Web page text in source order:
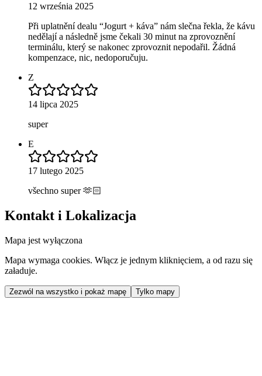
12 września 2025
Při uplatnění dealu “Jogurt + káva” nám slečna řekla, že kávu
nedělají a následně jsme čekali 30 minut na zprovoznění
terminálu, který se nakonec zprovoznit nepodařil. Žádná
kompenzace, nic, nedoporučuju.
Z
14 lipca 2025
super
E
17 lutego 2025
všechno super 🫶🏻
Kontakt i Lokalizacja
Mapa jest wyłączona
Mapa wymaga cookies. Włącz je jednym kliknięciem, a od razu się
załaduje.
Zezwól na wszystko i pokaż mapę Tylko mapy